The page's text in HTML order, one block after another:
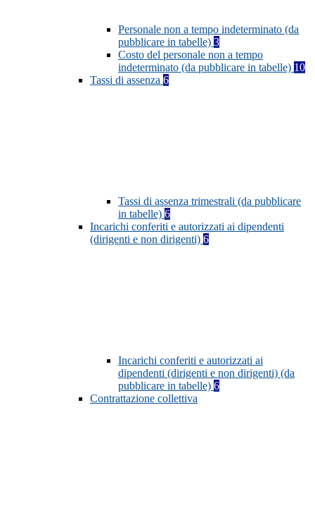
Personale non a tempo indeterminato (da
pubblicare in tabelle) 3
Costo del personale non a tempo
indeterminato (da pubblicare in tabelle) 10
Tassi di assenza 6
Tassi di assenza trimestrali (da pubblicare
in tabelle) 6
Incarichi conferiti e autorizzati ai dipendenti
(dirigenti e non dirigenti) 6
Incarichi conferiti e autorizzati ai
dipendenti (dirigenti e non dirigenti) (da
pubblicare in tabelle) 6
Contrattazione collettiva